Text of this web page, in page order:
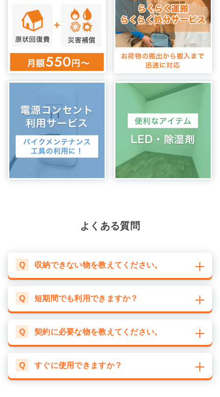
よくある質問
Q 収納できない物を教えてください。
Q 短期間でも利用できますか？
Q 契約に必要な物を教えてください。
Q すぐに使用できますか？